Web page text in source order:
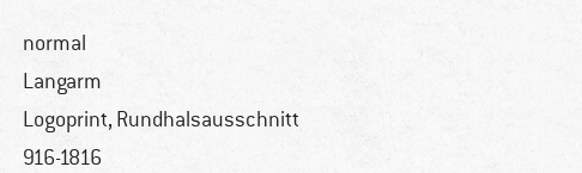
normal
Langarm
Logoprint, Rundhalsausschnitt
916-1816